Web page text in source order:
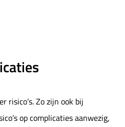
risico’s. Zo zijn ook bij
op complicaties aanwezig,